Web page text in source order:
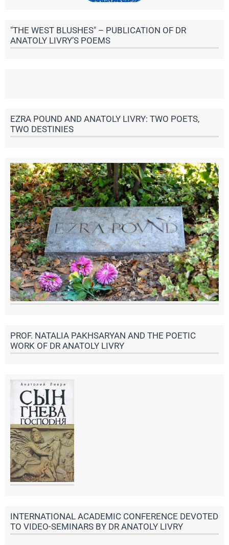
"THE WEST BLUSHES" – PUBLICATION OF DR
ANATOLY LIVRY’S POEMS
EZRA POUND AND ANATOLY LIVRY: TWO POETS,
TWO DESTINIES
PROF. NATALIA PAKHSARYAN AND THE POETIC
WORK OF DR ANATOLY LIVRY
INTERNATIONAL ACADEMIC CONFERENCE DEVOTED
TO VIDEO-SEMINARS BY DR ANATOLY LIVRY